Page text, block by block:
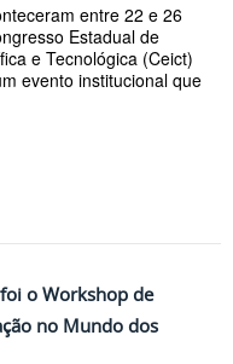
entre 22 e 26
Estadual de
e Tecnológica (Ceict)
evento institucional que
o Workshop de
no Mundo dos